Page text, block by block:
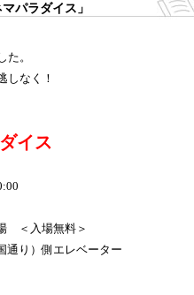
パラダイス」
た。
しなく！
イス
＜入場無料＞
り）側エレベーター